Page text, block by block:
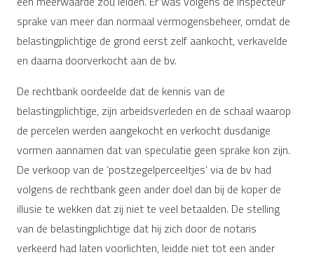
sprake van meer dan normaal vermogensbeheer, omdat de
belastingplichtige de grond eerst zelf aankocht, verkavelde
en daarna doorverkocht aan de bv.
De rechtbank oordeelde dat de kennis van de
belastingplichtige, zijn arbeidsverleden en de schaal waarop
de percelen werden aangekocht en verkocht dusdanige
vormen aannamen dat van speculatie geen sprake kon zijn.
De verkoop van de ‘postzegelperceeltjes’ via de bv had
volgens de rechtbank geen ander doel dan bij de koper de
illusie te wekken dat zij niet te veel betaalden. De stelling
van de belastingplichtige dat hij zich door de notaris
verkeerd had laten voorlichten, leidde niet tot een ander